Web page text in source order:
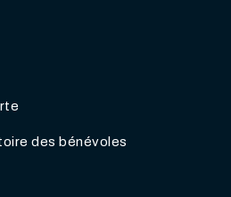
des bénévoles